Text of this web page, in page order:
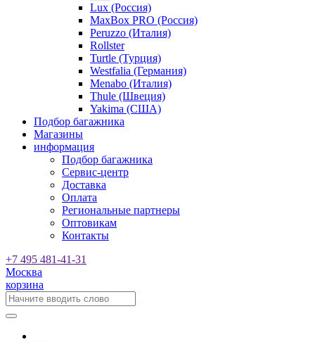
Lux (Россия)
MaxBox PRO (Россия)
Peruzzo (Италия)
Rollster
Turtle (Турция)
Westfalia (Германия)
Menabo (Италия)
Thule (Швеция)
Yakima (США)
Подбор багажника
Магазины
информация
Подбор багажника
Сервис-центр
Доставка
Оплата
Региональные партнеры
Оптовикам
Контакты
+7 495 481-41-31
Москва
корзина